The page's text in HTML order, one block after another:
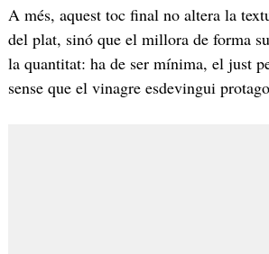
A més, aquest toc final no altera la
del plat, sinó que el millora de forma
la quantitat: ha de ser mínima, el just
sense que el vinagre esdevingui